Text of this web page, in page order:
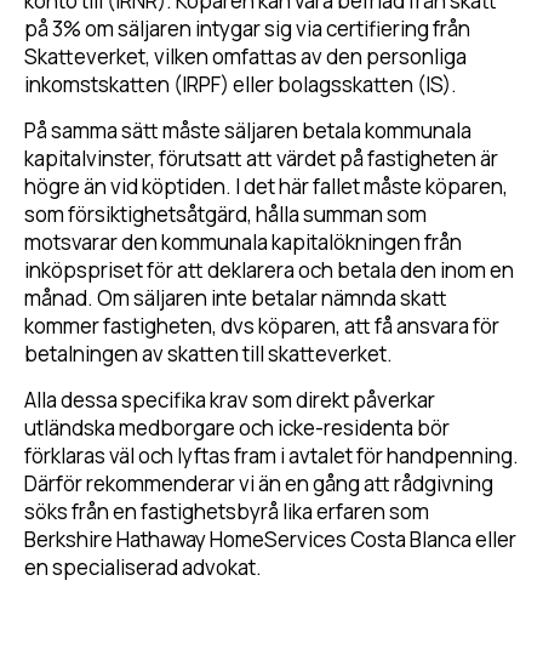
på 3% om säljaren intygar sig via certifiering från
Skatteverket, vilken omfattas av den personliga
inkomstskatten (IRPF) eller bolagsskatten (IS).
På samma sätt måste säljaren betala kommunala
kapitalvinster, förutsatt att värdet på fastigheten är
högre än vid köptiden. I det här fallet måste köparen,
som försiktighetsåtgärd, hålla summan som
motsvarar den kommunala kapitalökningen från
inköpspriset för att deklarera och betala den inom en
månad. Om säljaren inte betalar nämnda skatt
kommer fastigheten, dvs köparen, att få ansvara för
betalningen av skatten till skatteverket.
Alla dessa specifika krav som direkt påverkar
utländska medborgare och icke-residenta bör
förklaras väl och lyftas fram i avtalet för handpenning.
Därför rekommenderar vi än en gång att rådgivning
söks från en fastighetsbyrå lika erfaren som
Berkshire Hathaway HomeServices Costa Blanca eller
en specialiserad advokat.